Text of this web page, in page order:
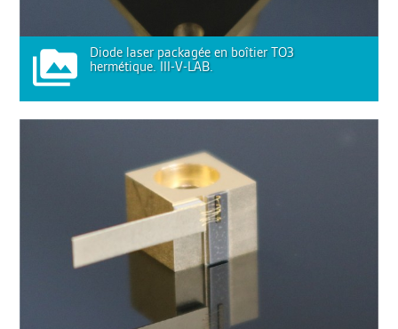
Diode laser packagée en boîtier TO3
hermétique. III-V-LAB.